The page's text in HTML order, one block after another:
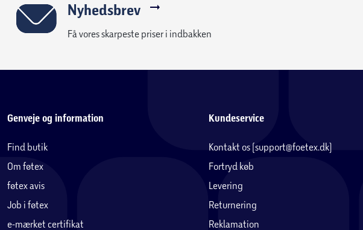
Nyhedsbrev
Få vores skarpeste priser i indbakken
Genveje og information
Find butik
Om føtex
føtex avis
Job i føtex
e-mærket certifikat
Kundeservice
Kontakt os (support@foetex.dk)
Fortryd køb
Levering
Returnering
Reklamation